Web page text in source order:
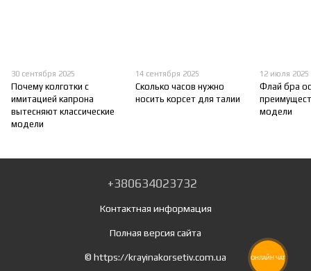
30 сентября 2025
Почему колготки с
имитацией капрона
вытесняют классические
модели
14 сентября 2025
Сколько часов нужно
носить корсет для талии
12 июля 2025
Флай бра
модели
+380634023732
Контактная информация
Полная версия сайта
© https://krayinakorsetiv.com.ua ОНЛАЙН ЧАТ